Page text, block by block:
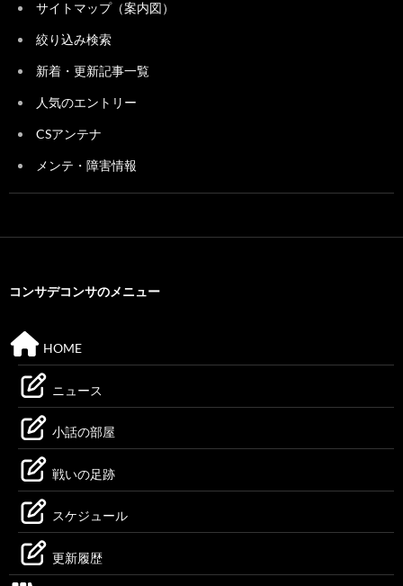
サイトマップ（案内図）
絞り込み検索
新着・更新記事一覧
人気のエントリー
CSアンテナ
メンテ・障害情報
コンサデコンサのメニュー
HOME
ニュース
小話の部屋
戦いの足跡
スケジュール
更新履歴